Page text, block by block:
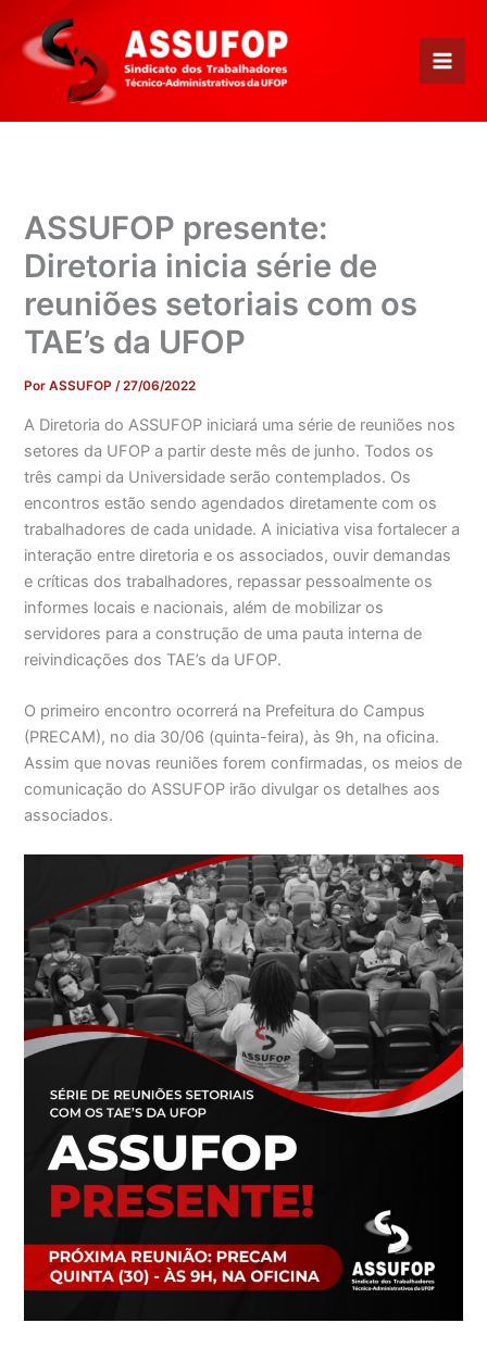
para
conteúdo
ASSUFOP presente:
Diretoria inicia série de
reuniões setoriais com os
TAE’s da UFOP
PorASSUFOP/27/06/2022
A Diretoria do ASSUFOP iniciará uma série de reuniões nos
setores da UFOP a partir deste mês de junho. Todos os
três campi da Universidade serão contemplados. Os
encontros estão sendo agendados diretamente com os
trabalhadores de cada unidade. A iniciativa visa fortalecer a
interação entre diretoria e os associados, ouvir demandas
e críticas dos trabalhadores, repassar pessoalmente os
informes locais e nacionais, além de mobilizar os
servidores para a construção de uma pauta interna de
reivindicações dos TAE’s da UFOP.
O primeiro encontro ocorrerá na Prefeitura do Campus
(PRECAM), no dia 30/06 (quinta-feira), às 9h, na oficina.
Assim que novas reuniões forem confirmadas, os meios de
comunicação do ASSUFOP irão divulgar os detalhes aos
associados.